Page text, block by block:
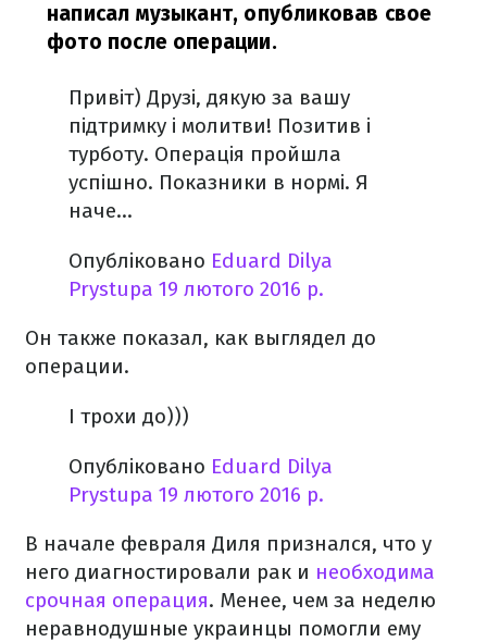
написал музыкант, опубликовав свое
фото после операции.
Привіт) Друзі, дякую за вашу
підтримку і молитви! Позитив і
турботу. Операція пройшла
успішно. Показники в нормі. Я
наче...
Опубліковано Eduard Dilya
Prystupa 19 лютого 2016 р.
Он также показал, как выглядел до
операции.
І трохи до)))
Опубліковано Eduard Dilya
Prystupa 19 лютого 2016 р.
В начале февраля Диля признался, что у
него диагностировали рак и необходима
срочная операция. Менее, чем за неделю
неравнодушные украинцы помогли ему